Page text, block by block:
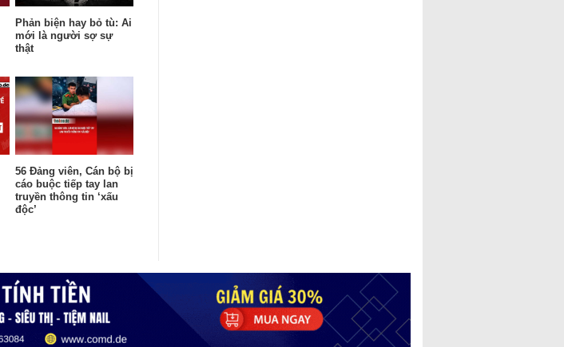
Phản biện hay bỏ tù: Ai
mới là người sợ sự
thật
56 Đảng viên, Cán bộ bị
cáo buộc tiếp tay lan
truyền thông tin ‘xấu
độc’